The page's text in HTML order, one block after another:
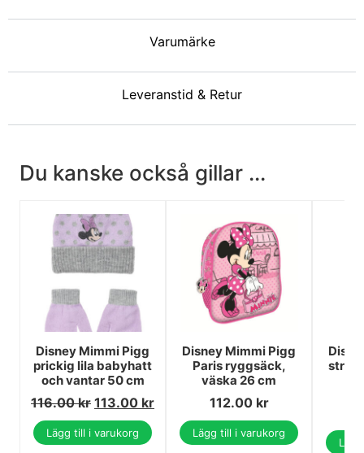
Varumärke
Leveranstid & Retur
Du kanske också gillar ...
Disney Mimmi Pigg
prickig lila babyhatt
och vantar 50 cm
116.00kr 113.00 kr
Lägg till i varukorg
Disney Mimmi Pigg
Paris ryggsäck,
väska 26 cm
112.00 kr
Lägg till i varukorg